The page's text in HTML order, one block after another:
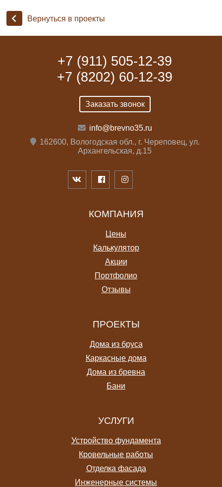
Вернуться в проекты
+7 (911) 505-12-39
+7 (8202) 60-12-39
Заказать звонок
info@brevno35.ru
162600, Вологодская обл., г. Череповец, ул.
Архангельская, д.15
КОМПАНИЯ
Цены
Калькулятор
Акции
Портфолио
Отзывы
ПРОЕКТЫ
Дома из бруса
Каркасные дома
Дома из бревна
Бани
УСЛУГИ
Устройство фундамента
Кровельные работы
Отделка фасада
Инженерные системы